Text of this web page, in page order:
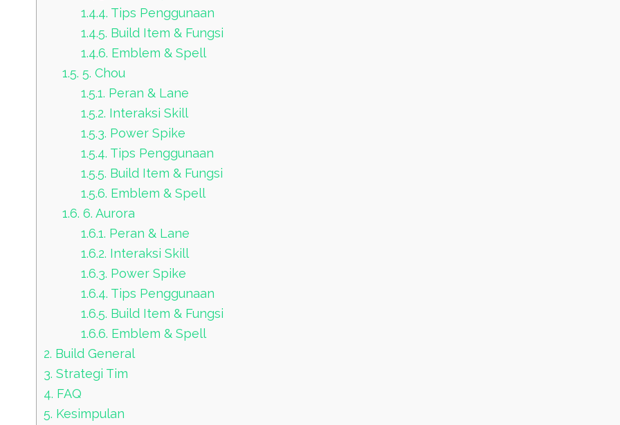
1.4.4. Tips Penggunaan
1.4.5. Build Item & Fungsi
1.4.6. Emblem & Spell
1.5. 5. Chou
1.5.1. Peran & Lane
1.5.2. Interaksi Skill
1.5.3. Power Spike
1.5.4. Tips Penggunaan
1.5.5. Build Item & Fungsi
1.5.6. Emblem & Spell
1.6. 6. Aurora
1.6.1. Peran & Lane
1.6.2. Interaksi Skill
1.6.3. Power Spike
1.6.4. Tips Penggunaan
1.6.5. Build Item & Fungsi
1.6.6. Emblem & Spell
2. Build General
3. Strategi Tim
4. FAQ
5. Kesimpulan